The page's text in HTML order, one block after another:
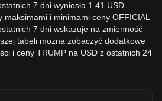
7 dni wyniosła 1.41 USD.
i minimami ceny OFFICIAL
7 dni wskazuje na zmienność
tabeli można zobaczyć dodatkowe
i ceny TRUMP na USD z ostatnich 24